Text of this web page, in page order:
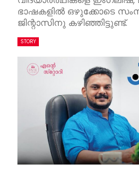
ഭാഷകളിൽ ഒഴുക്കോടെ
ജിന്റാസിനു കഴിഞ്ഞിട്ടുണ്ട്.
STORY